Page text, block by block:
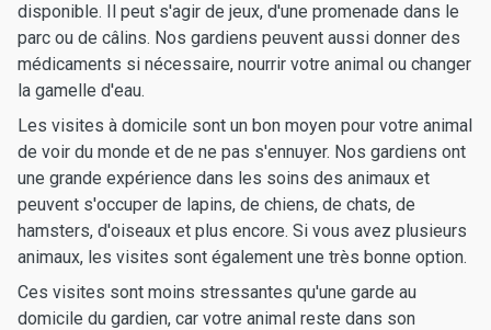
disponible. Il peut s'agir de jeux, d'une promenade dans le
parc ou de câlins. Nos gardiens peuvent aussi donner des
médicaments si nécessaire, nourrir votre animal ou changer
la gamelle d'eau.
Les visites à domicile sont un bon moyen pour votre animal
de voir du monde et de ne pas s'ennuyer. Nos gardiens ont
une grande expérience dans les soins des animaux et
peuvent s'occuper de lapins, de chiens, de chats, de
hamsters, d'oiseaux et plus encore. Si vous avez plusieurs
animaux, les visites sont également une très bonne option.
Ces visites sont moins stressantes qu'une garde au
domicile du gardien, car votre animal reste dans son